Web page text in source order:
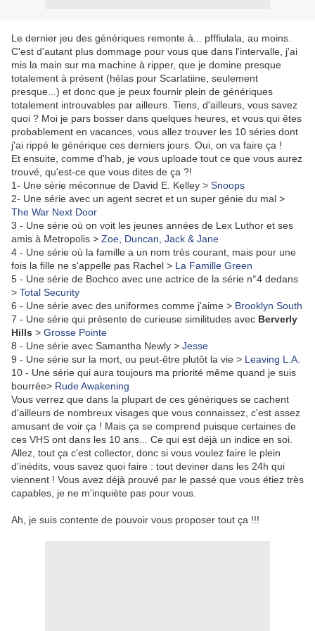
Le dernier jeu des génériques remonte à... pfffiulala, au moins.
C'est d'autant plus dommage pour vous que dans l'intervalle, j'ai
mis la main sur ma machine à ripper, que je domine presque
totalement à présent (hélas pour Scarlatiine, seulement
presque...) et donc que je peux fournir plein de génériques
totalement introuvables par ailleurs. Tiens, d'ailleurs, vous savez
quoi ? Moi je pars bosser dans quelques heures, et vous qui êtes
probablement en vacances, vous allez trouver les 10 séries dont
j'ai rippé le générique ces derniers jours. Oui, on va faire ça !
Et ensuite, comme d'hab, je vous uploade tout ce que vous aurez
trouvé, qu'est-ce que vous dites de ça ?!
1- Une série méconnue de David E. Kelley > Snoops
2- Une série avec un agent secret et un super génie du mal >
The War Next Door
3 - Une série où on voit les jeunes années de Lex Luthor et ses
amis à Metropolis > Zoe, Duncan, Jack & Jane
4 - Une série où la famille a un nom très courant, mais pour une
fois la fille ne s'appelle pas Rachel > La Famille Green
5 - Une série de Bochco avec une actrice de la série n°4 dedans
> Total Security
6 - Une série avec des uniformes comme j'aime > Brooklyn South
7 - Une série qui présente de curieuse similitudes avec Berverly
Hills > Grosse Pointe
8 - Une série avec Samantha Newly > Jesse
9 - Une série sur la mort, ou peut-être plutôt la vie > Leaving L.A.
10 - Une série qui aura toujours ma priorité même quand je suis
bourrée> Rude Awakening
Vous verrez que dans la plupart de ces génériques se cachent
d'ailleurs de nombreux visages que vous connaissez, c'est assez
amusant de voir ça ! Mais ça se comprend puisque certaines de
ces VHS ont dans les 10 ans... Ce qui est déjà un indice en soi.
Allez, tout ça c'est collector, donc si vous voulez faire le plein
d'inédits, vous savez quoi faire : tout deviner dans les 24h qui
viennent ! Vous avez déjà prouvé par le passé que vous étiez très
capables, je ne m'inquiète pas pour vous.
Ah, je suis contente de pouvoir vous proposer tout ça !!!